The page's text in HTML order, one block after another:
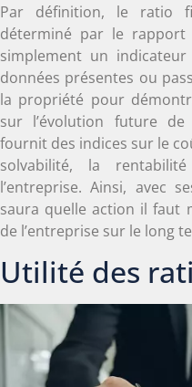
Par définition, le ratio
déterminé par le rapport
simplement un
données présentes ou
la propriété pour
sur l’évolution future
fournit des indices sur le
solvabilité, la
l’entreprise. Ainsi, avec
saura quelle action il faut
de l’entreprise sur le long
Utilité des